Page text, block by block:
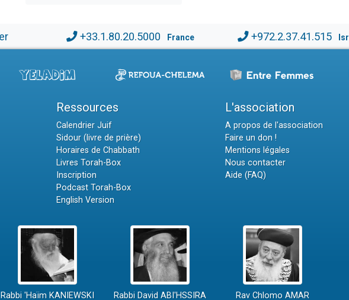
+33.1.80.20.5000 France +972.2.37.41.515
Ressources
Calendrier Juif
Sidour (livre de prière)
Horaires de Chabbath
Livres Torah-Box
Inscription
Podcast Torah-Box
English Version
L'association
A propos de l'association
Faire un don !
Mentions légales
Nous contacter
Aide (FAQ)
Rabbi 'Haïm KANIEWSKI Rabbi David ABI'HSSIRA Rav Chlomo AMAR